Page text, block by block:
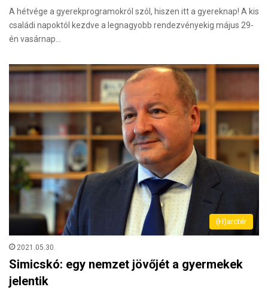
A hétvége a gyerekprogramokról szól, hiszen itt a gyereknap! A kis
családi napoktól kezdve a legnagyobb rendezvényekig május 29-
én vasárnap…
(H)arctér
2021.05.30.
Simicskó: egy nemzet jövőjét a gyermekek
jelentik